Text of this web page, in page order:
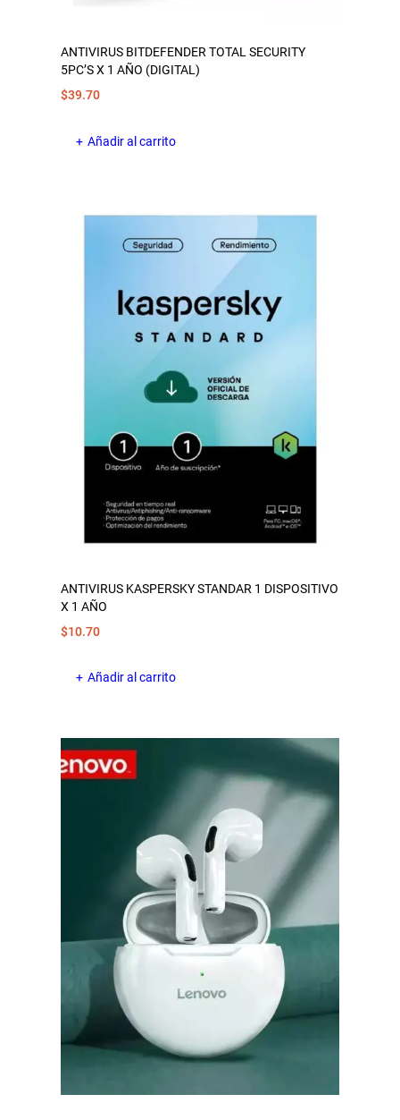
ANTIVIRUS BITDEFENDER TOTAL SECURITY
5PC’S X 1 AÑO (DIGITAL)
$39.70
Añadir al carrito
ANTIVIRUS KASPERSKY STANDAR 1 DISPOSITIVO
X 1 AÑO
$10.70
Añadir al carrito